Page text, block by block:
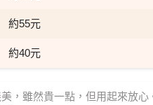
約55元
約40元
，雖然貴一點，但用起來放